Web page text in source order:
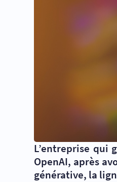
L’entreprise qui
OpenAI, après
générative, la